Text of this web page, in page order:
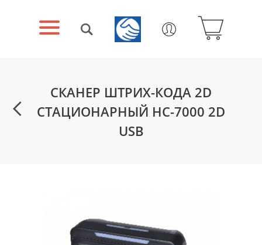
СКАНЕР ШТРИХ-КОДА 2D
СТАЦИОНАРНЫЙ HC-7000 2D
USB